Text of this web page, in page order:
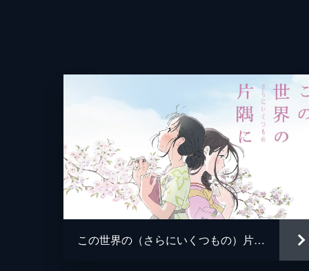
この世界の（さらにいくつもの）片隅に